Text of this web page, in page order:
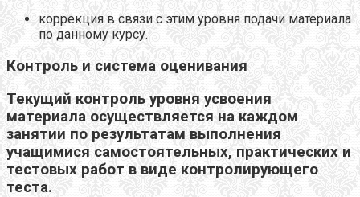
коррекция в связи с этим уровня подачи материала
по данному курсу.
Контроль и система оценивания
Текущий контроль уровня усвоения
материала осуществляется на каждом
занятии по результатам выполнения
учащимися самостоятельных, практических и
тестовых работ в виде контролирующего
теста.